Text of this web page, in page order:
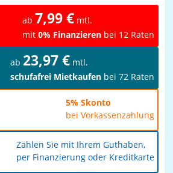
ab 7,99 € mtl.
mit 0% Finanzieren bei 12 Raten
ab 23,97 € mtl.
schufafrei Mietkaufen bei 72 Raten
5% Skonto
bei Vorkassenzahlung
Zahlen Sie mit Ihrem Guthaben,
per Finanzierung oder Kreditkarte